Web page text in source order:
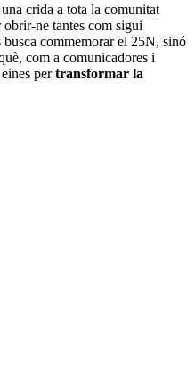
crida a tota la comunitat
ne tantes com sigui
commemorar el 25N, sinó
com a comunicadores i
pertransformar la